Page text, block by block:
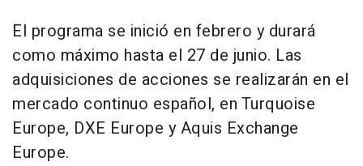
El programa se inició en febrero y durará
como máximo hasta el 27 de junio. Las
adquisiciones de acciones se realizarán en el
mercado continuo español, en Turquoise
Europe, DXE Europe y Aquis Exchange
Europe.